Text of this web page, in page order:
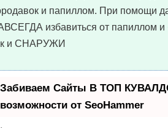
и папиллом. При помощи
избавиться от папиллом
и СНАРУЖИ
Забиваем Сайты В ТОП
возможности от SeoHammer